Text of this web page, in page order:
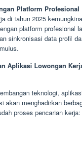
Platform Profesional
di tahun 2025
platform profesional
sinkronisasi data profil
Aplikasi Lowongan
teknologi,
akan menghadirkan
proses pencarian kerja: